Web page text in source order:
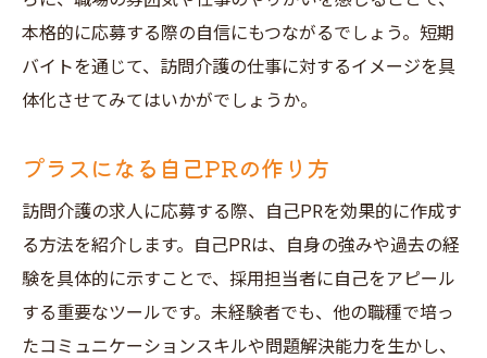
本格的に応募する際の自信にもつながるでしょう。短期
バイトを通じて、訪問介護の仕事に対するイメージを具
体化させてみてはいかがでしょうか。
プラスになる自己PRの作り方
訪問介護の求人に応募する際、自己PRを効果的に作成す
る方法を紹介します。自己PRは、自身の強みや過去の経
験を具体的に示すことで、採用担当者に自己をアピール
する重要なツールです。未経験者でも、他の職種で培っ
たコミュニケーションスキルや問題解決能力を生かし、